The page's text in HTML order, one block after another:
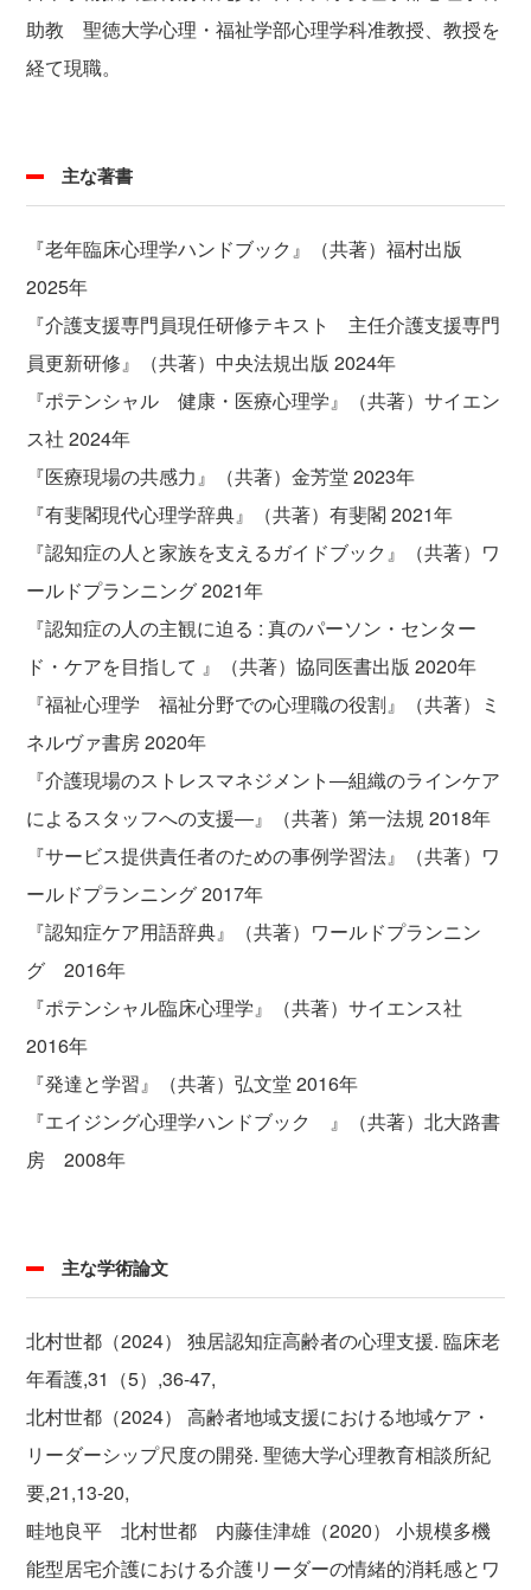
助教 聖徳大学心理・福祉学部心理学科准教授、教授を
経て現職。
主な著書
『老年臨床心理学ハンドブック』（共著）福村出版
2025年
『介護支援専門員現任研修テキスト 主任介護支援専門
員更新研修』（共著）中央法規出版 2024年
『ポテンシャル 健康・医療心理学』（共著）サイエン
ス社 2024年
『医療現場の共感力』（共著）金芳堂 2023年
『有斐閣現代心理学辞典』（共著）有斐閣 2021年
『認知症の人と家族を支えるガイドブック』（共著）ワ
ールドプランニング 2021年
『認知症の人の主観に迫る : 真のパーソン・センター
ド・ケアを目指して 』（共著）協同医書出版 2020年
『福祉心理学 福祉分野での心理職の役割』（共著）ミ
ネルヴァ書房 2020年
『介護現場のストレスマネジメント―組織のラインケア
によるスタッフへの支援―』（共著）第一法規 2018年
『サービス提供責任者のための事例学習法』（共著）ワ
ールドプランニング 2017年
『認知症ケア用語辞典』（共著）ワールドプランニン
グ 2016年
『ポテンシャル臨床心理学』（共著）サイエンス社
2016年
『発達と学習』（共著）弘文堂 2016年
『エイジング心理学ハンドブック 』（共著）北大路書
房 2008年
主な学術論文
北村世都（2024） 独居認知症高齢者の心理支援. 臨床老
年看護,31（5）,36-47,
北村世都（2024） 高齢者地域支援における地域ケア・
リーダーシップ尺度の開発. 聖徳大学心理教育相談所紀
要,21,13-20,
畦地良平 北村世都 内藤佳津雄（2020） 小規模多機
能型居宅介護における介護リーダーの情緒的消耗感とワ